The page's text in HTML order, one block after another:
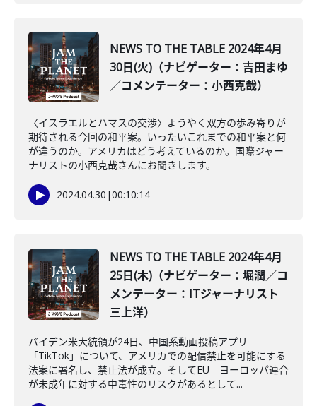
NEWS TO THE TABLE 2024年4月
30日(火)（ナビゲーター：吉田まゆ
／コメンテーター：小西克哉）
〈イスラエルとハマスの交渉〉ようやく双方の歩み寄りが
期待される今回の和平案。いったいこれまでの和平案と何
が違うのか。アメリカはどう考えているのか。国際ジャー
ナリストの小西克哉さんにお聞きします。
2024.04.30 |00:10:14
NEWS TO THE TABLE 2024年4月
25日(木)（ナビゲーター：堀潤／コ
メンテーター：ITジャーナリスト
三上洋）
バイデン米大統領が24日、中国系動画投稿アプリ
「TikTok」について、アメリカでの配信禁止を可能にする
法案に署名し、禁止法が成立。そしてEU＝ヨーロッパ連合
が未成年に対する中毒性のリスクがあるとして...